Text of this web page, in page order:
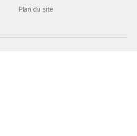
Plan du site